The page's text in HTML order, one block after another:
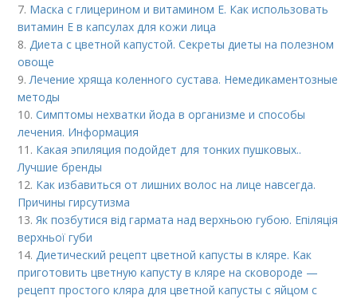
7. Маска с глицерином и витамином Е. Как использовать
витамин E в капсулах для кожи лица
8.Диета с цветной капустой. Секреты диеты на полезном
овоще
9.Лечение хряща коленного сустава. Немедикаментозные
методы
10.Симптомы нехватки йода в организме и способы
лечения. Информация
11. Какая эпиляция подойдет для тонких пушковых..
Лучшие бренды
12. Как избавиться от лишних волос на лице навсегда.
Причины гирсутизма
13.Як позбутися від гармата над верхньою губою. Епіляція
верхньої губи
14.Диетический рецепт цветной капусты в кляре. Как
приготовить цветную капусту в кляре на сковороде —
рецепт простого кляра для цветной капусты с яйцом с